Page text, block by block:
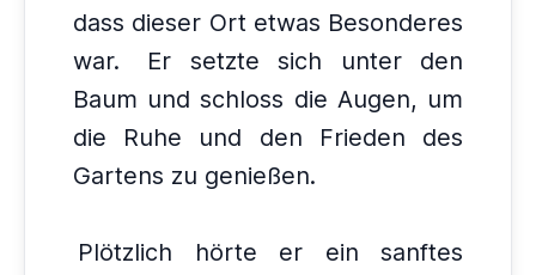
dass dieser Ort etwas Besonderes
war.
Er setzte sich unter den
Baum und schloss die Augen, um
die Ruhe und den Frieden des
Gartens zu genießen.
Plötzlich hörte er ein sanftes